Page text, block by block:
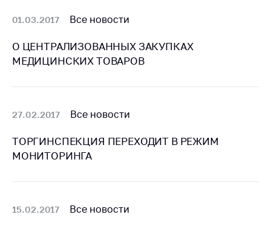
Республике
Беларусь
Защита
персональных
Личный прием
граждан и юр. лиц
01.03.2017 Все новости
О ЦЕНТРАЛИЗОВАННЫХ ЗАКУПКАХ
МЕДИЦИНСКИХ ТОВАРОВ
27.02.2017 Все новости
ТОРГИНСПЕКЦИЯ ПЕРЕХОДИТ В РЕЖИМ
МОНИТОРИНГА
15.02.2017 Все новости